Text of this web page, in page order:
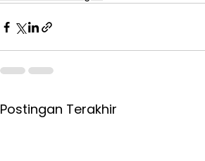
Postingan Terakhir